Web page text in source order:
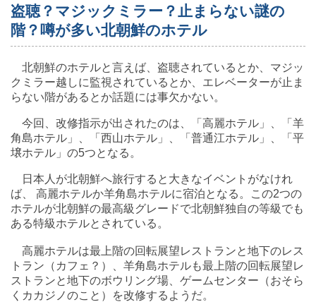
盗聴？マジックミラー？止まらない謎の
階？噂が多い北朝鮮のホテル
北朝鮮のホテルと言えば、盗聴されているとか、マジッ
クミラー越しに監視されているとか、エレベーターが止ま
らない階があるとか話題には事欠かない。
今回、改修指示が出されたのは、「高麗ホテル」、「羊
角島ホテル」、「西山ホテル」、「普通江ホテル」、「平
壌ホテル」の5つとなる。
日本人が北朝鮮へ旅行すると大きなイベントがなけれ
ば、 高麗ホテルか羊角島ホテルに宿泊となる。この2つの
ホテルが北朝鮮の最高級グレードで北朝鮮独自の等級でも
ある特級ホテルとされている。
高麗ホテルは最上階の回転展望レストランと地下のレス
トラン（カフェ？）、羊角島ホテルも最上階の回転展望レ
ストランと地下のボウリング場、ゲームセンター（おそら
くカカジノのこと）を改修するようだ。